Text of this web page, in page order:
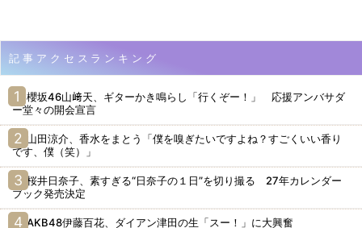
記事アクセスランキング
櫻坂46山﨑天、ギターかき鳴らし「行くぞー！」 応援アンバサダ
ー堂々の開会宣言
山田涼介、香水をまとう「僕を嗅ぎたいですよね？すごくいい香り
です、僕（笑）」
桜井日奈子、素すぎる“日奈子の１日”を切り撮る 27年カレンダー
ブック発売決定
AKB48伊藤百花、ダイアン津田の生「スー！」に大興奮